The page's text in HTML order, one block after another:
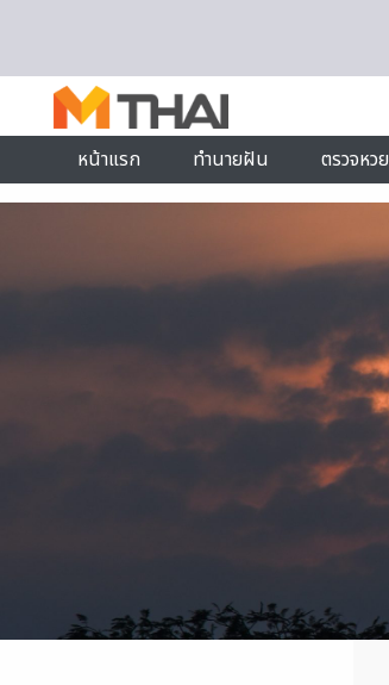
หน้าแรก
ทำนายฝัน ตรวจหวย